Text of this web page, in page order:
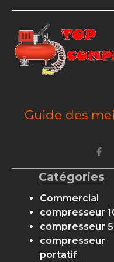
Guide des
Catégories
Commercial
compresseur
compresseur
compresseur
portatif